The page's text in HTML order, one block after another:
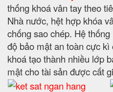
thống khoá vân tay theo
Nhà nước, hệt hợp khóa
chống sao chép. Hệ
độ bảo mật an toàn cực
khoá tạo thành nhiều lớp
mật cho tài sản được cất